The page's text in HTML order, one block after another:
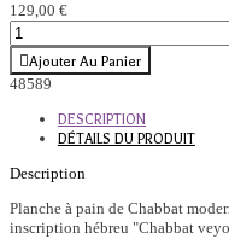
129,00 €
Ajouter Au Panier
48589
DESCRIPTION
DÉTAILS DU PRODUIT
Description
Planche à pain de Chabbat
inscription hébreu "Chabbat